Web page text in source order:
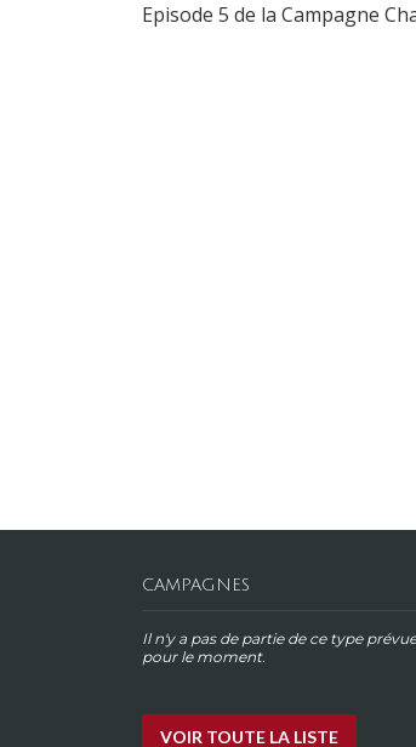
Episode 5 de la Campagne
CAMPAGNES
Il n'y a pas de partie de ce type prévue
pour le moment.
VOIR TOUTE LA LISTE